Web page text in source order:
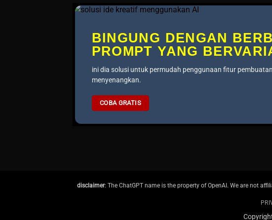
BINGUNG DENGAN
PROMPT YANG
ini dia solusi untuk permudah penggunaan fitur
menyenangkan.
COBA GRATIS
disclaimer: The ChatGPT name is the property of OpenAI. We are not